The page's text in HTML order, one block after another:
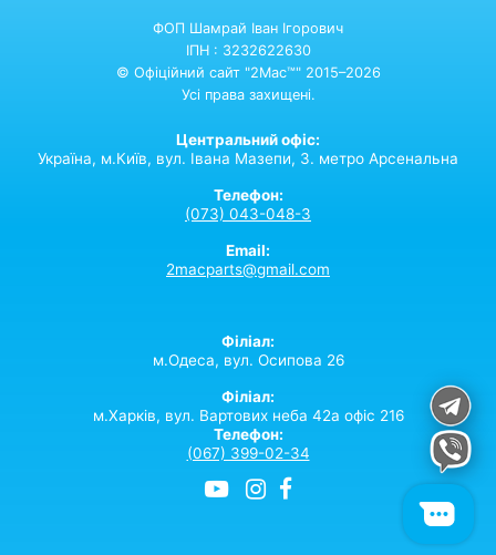
ФОП Шамрай Іван Ігорович
ІПН : 3232622630
© Офіційний сайт "2Mac™" 2015–2026
Усі права захищені.
Центральний офіс:
Україна, м.Київ, вул. Івана Мазепи, 3. метро Арсенальна
Телефон:
(073) 043-048-3
Email:
2macparts@gmail.com
Філіал:
м.Одеса, вул. Осипова 26
Філіал:
м.Харків, вул. Вартових неба 42а офіс 216
Телефон:
(067) 399-02-34